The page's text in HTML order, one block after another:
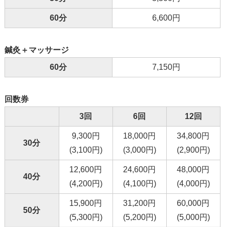
60分 6,600円
鍼灸＋マッサージ
60分
7,150円
回数券
3回
6回 12回
30分
9,300円
(3,100円)
18,000円
(3,000円)
34,800円
(2,900円)
40分
12,600円
(4,200円)
24,600円
(4,100円)
48,000円
(4,000円)
50分
15,900円
(5,300円)
31,200円
(5,200円)
60,000円
(5,000円)